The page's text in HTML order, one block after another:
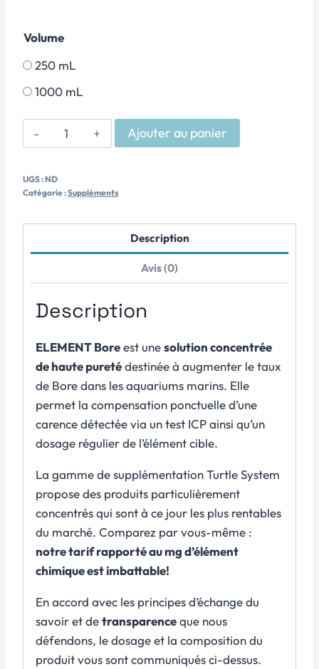
Volume
250 mL
1000 mL
quantité
de
-
Ajouter au panier
UGS :ND
Catégorie :Suppléments
Description
Avis (0)
Description
ELEMENT Boreest unesolution concentrée
de haute puretédestinée à augmenter le taux
de Bore dans les aquariums marins. Elle
permet la compensation ponctuelle d’une
carence détectée via un test ICP ainsi qu’un
dosage régulier de l’élément cible.
La gamme de supplémentation Turtle System
propose des produits particulièrement
concentrés qui sont à ce jour les plus rentables
du marché. Comparez par vous-même :
notre tarif rapporté au mg d’élément
chimique est imbattable!
En accord avec les principes d’échange du
savoir et detransparenceque nous
défendons, le dosage et la composition du
produit vous sont communiqués ci-dessus.